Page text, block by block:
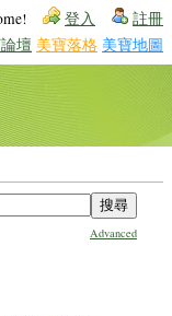
登入 註冊
壇 美寶落格 美寶地圖
Advanced